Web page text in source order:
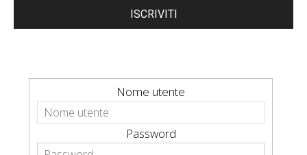
ISCRIVITI
Nome utente
Password